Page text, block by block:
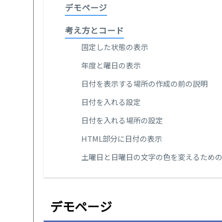
デモページ
考え方とコード
固定した状態の表示
年度と曜日の表示
日付を表示する場所の作成の前の説明
日付を入れる設定
日付を入れる場所の設定
HTML部分に日付の表示
土曜日と日曜日の文字の色を変えるため
デモページ